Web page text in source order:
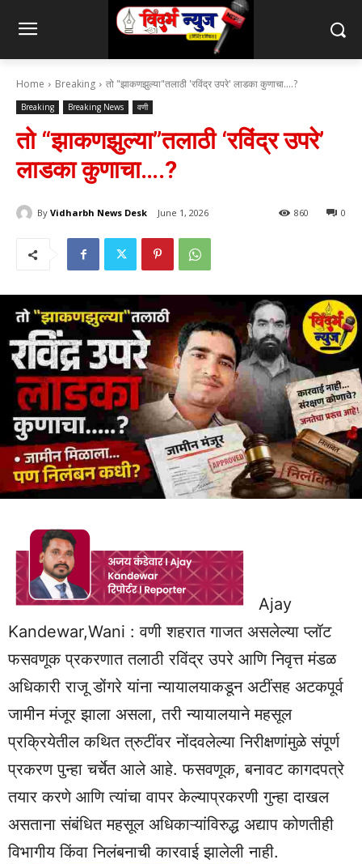
Home Breaking तो "झाकणझुल्या"तलाठी 'रविंद्र उपरे' लाडका कुणाचा....?
Breaking Breaking News वणी
तो “झाकणझुल्या”तलाठी ‘रविंद्र उपरे’
लाडका कुणाचा….?
By Vidharbh News Desk June 1, 2026 0
860
Ajay
Kandewar,Wani : वणी शहरात गाजत असलेल्या प्लॉट
फसवणूक प्रकरणात तलाठी रविंद्र उपरे आणि निवृत्त मंडळ
अधिकारी राजू डोंगरे यांना न्यायालयाकडून अटींसह अटकपूर्व
जामीन मंजूर झाला असला, तरी न्यायालयाने महसूल
प्रक्रियेतील कथित त्रुटींवर नोंदवलेल्या निरीक्षणांमुळे संपूर्ण
प्रकरण पुन्हा चर्चेत आले आहे. फसवणूक, बनावट कागदपत्रे
तयार करणे आणि त्यांचा वापर केल्याप्रकरणी गुन्हा दाखल
असताना संबंधित महसूल अधिकाऱ्यांविरुद्ध अद्याप कोणतीही
विभागीय किंवा निलंबनाची कारवाई झालेली नाही.